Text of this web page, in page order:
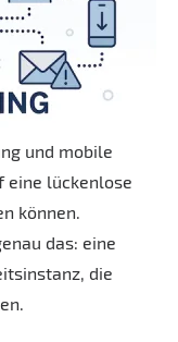
und mobile
eine lückenlose
können.
das: eine
die